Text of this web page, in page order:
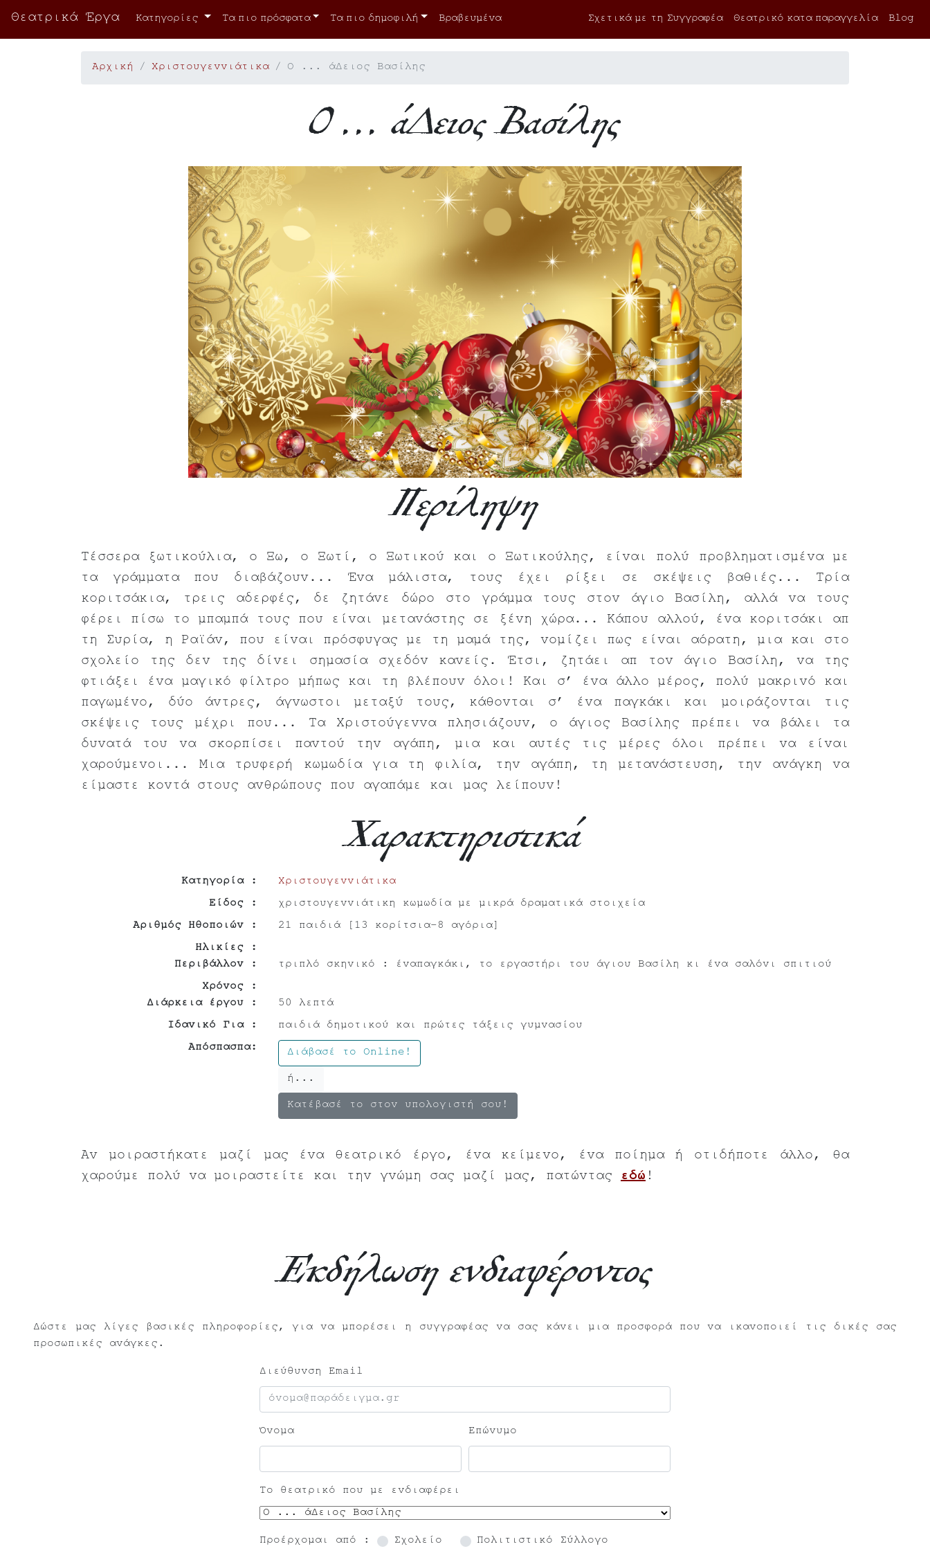
Θεατρικά Έργα Κατηγορίες Τα πιο πρόσφατα Τα πιο δημοφιλή Βραβευμένα Σχετικά με τη Συγγραφέα Θεατρικό κατα παραγγελία Blog
Αρχική Χριστουγεννιάτικα Ο ... άΔειος Βασίλης
Ο ... άΔειος Βασίλης
Περίληψη
Τέσσερα ξωτικούλια, ο Ξω, ο Ξωτί, ο Ξωτικού και ο Ξωτικούλης, είναι πολύ προβληματισμένα με
τα γράμματα που διαβάζουν... Ένα μάλιστα, τους έχει ρίξει σε σκέψεις βαθιές... Τρία
κοριτσάκια, τρεις αδερφές, δε ζητάνε δώρο στο γράμμα τους στον άγιο Βασίλη, αλλά να τους
φέρει πίσω το μπαμπά τους που είναι μετανάστης σε ξένη χώρα... Κάπου αλλού, ένα κοριτσάκι απ
τη Συρία, η Ραϊάν, που είναι πρόσφυγας με τη μαμά της, νομίζει πως είναι αόρατη, μια και στο
σχολείο της δεν της δίνει σημασία σχεδόν κανείς. Έτσι, ζητάει απ τον άγιο Βασίλη, να της
φτιάξει ένα μαγικό φίλτρο μήπως και τη βλέπουν όλοι! Και σ’ ένα άλλο μέρος, πολύ μακρινό και
παγωμένο, δύο άντρες, άγνωστοι μεταξύ τους, κάθονται σ’ ένα παγκάκι και μοιράζονται τις
σκέψεις τους μέχρι που... Τα Χριστούγεννα πλησιάζουν, ο άγιος Βασίλης πρέπει να βάλει τα
δυνατά του να σκορπίσει παντού την αγάπη, μια και αυτές τις μέρες όλοι πρέπει να είναι
χαρούμενοι... Μια τρυφερή κωμωδία για τη φιλία, την αγάπη, τη μετανάστευση, την ανάγκη να
είμαστε κοντά στους ανθρώπους που αγαπάμε και μας λείπουν!
Χαρακτηριστικά
Κατηγορία :
Χριστουγεννιάτικα
Είδος :
χριστουγεννιάτικη κωμωδία με μικρά δραματικά στοιχεία
Αριθμός Ηθοποιών :
21 παιδιά [13 κορίτσια-8 αγόρια]
Ηλικίες :
Περιβάλλον :
τριπλό σκηνικό : έναπαγκάκι, το εργαστήρι του άγιου Βασίλη κι ένα σαλόνι σπιτιού
Χρόνος :
Διάρκεια έργου :
50 λεπτά
Ιδανικό Για :
παιδιά δημοτικού και πρώτες τάξεις γυμνασίου
Απόσπασπα:
Διάβασέ το Online!
ή...
Κατέβασέ το στον υπολογιστή σου!
Αν μοιραστήκατε μαζί μας ένα θεατρικό έργο, ένα κείμενο, ένα ποίημα ή οτιδήποτε άλλο, θα
χαρούμε πολύ να μοιραστείτε και την γνώμη σας μαζί μας, πατώντας εδώ !
Εκδήλωση ενδιαφέροντος
Δώστε μας λίγες βασικές πληροφορίες, για να μπορέσει η συγγραφέας να σας κάνει μια προσφορά που να ικανοποιεί τις δικές σας
προσωπικές ανάγκες.
Διεύθυνση Email
Όνομα Επώνυμο
Το θεατρικό που με ενδιαφέρει
Προέρχομαι από : Σχολείο Πολιτιστικό Σύλλογο